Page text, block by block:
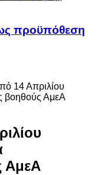
προϋπόθεση
14 Απριλίου
βοηθούς ΑμεΑ
ΑμεΑ